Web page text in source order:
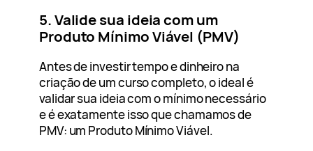
5. Valide sua ideia com um
Produto Mínimo Viável (PMV)
Antes de investir tempo e dinheiro na
criação de um curso completo, o ideal é
validar sua ideia com o mínimo necessário
e é exatamente isso que chamamos de
PMV: um Produto Mínimo Viável.